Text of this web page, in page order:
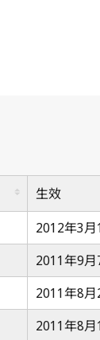
生效
2012年3月
2011年9月
2011年8月
2011年8月